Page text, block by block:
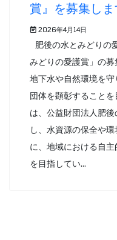
賞』を募集しま
2026年4月14日
肥後の水とみどりの
みどりの愛護賞」の
地下水や自然環境を
団体を顕彰すること
は、公益財団法人肥
し、水資源の保全や
に、地域における自
を目指してい...